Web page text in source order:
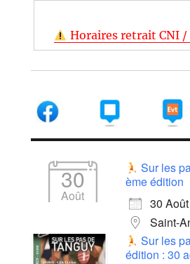
Horaires retrait CNI /
30
Août
Sur les
ème édition
30
Saint-
Sur les
édition : 30